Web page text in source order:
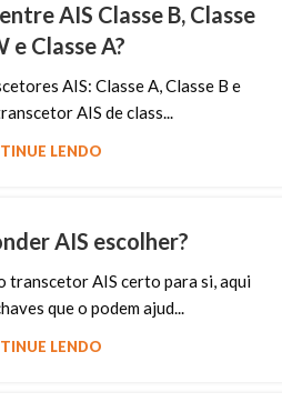
AIS Classe B, Classe
e Classe A?
AIS: Classe A, Classe B e
AIS de class...
LENDO
AIS escolher?
transcetor AIS certo para si, aqui
que o podem ajud...
LENDO